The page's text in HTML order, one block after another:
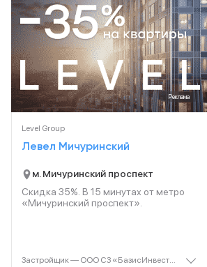
Реклама
Level Group
Левел Мичуринский
м. Мичуринский проспект
Скидка 35%. В 15 минутах от метро
«Мичуринский проспект».
Застройщик — ООО СЗ «БазисИнвест». Проектная декларация — наш.дом.рф. Акция до 31.08.2026. Не оферта. Подробности — level.ru